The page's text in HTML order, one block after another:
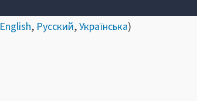
English, Русский,Українська)